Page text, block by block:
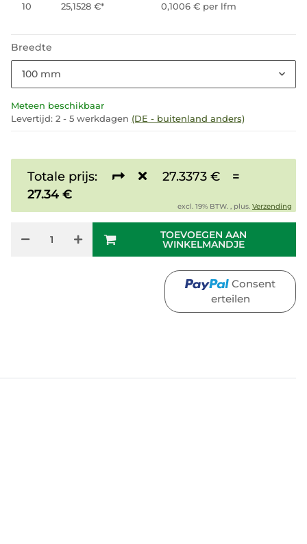
Meteen beschikbaar
Levertijd: 2 - 5 werkdagen (DE - buitenland anders)
10 25,1528 €* 0,1006 € per lfm
Breedte
100 mm
Totale prijs: 27.3373 €
=
27.34 €
excl. 19% BTW. , plus. Verzending
TOEVOEGEN AAN
WINKELMANDJE
Consent
erteilen